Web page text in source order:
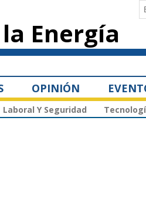
Energía
OPINIÓN
Laboral Y Seguridad